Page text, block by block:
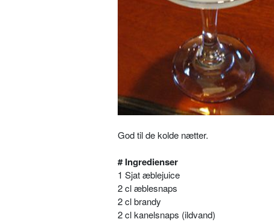
God til de kolde nætter.
# Ingredienser
1 Sjat æblejuice
2 cl æblesnaps
2 cl brandy
2 cl kanelsnaps (ildvand)